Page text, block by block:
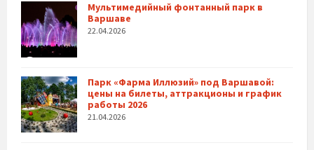
Мультимедийный фонтанный парк в
Варшаве
22.04.2026
Парк «Фарма Иллюзий» под Варшавой:
цены на билеты, аттракционы и график
работы 2026
21.04.2026